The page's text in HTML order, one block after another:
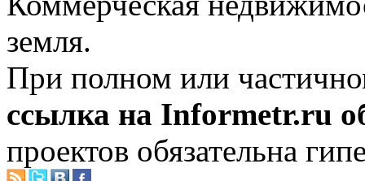
земля.
При полном или
ссылка на Informetr.ru
проектов обязательна